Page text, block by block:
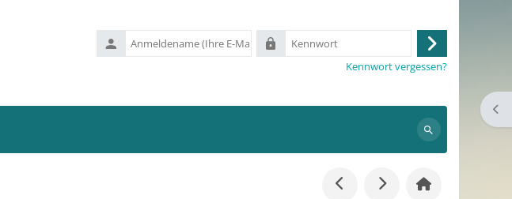
Anmeldename
(Ihre
Kennwort
Anmelden
Kennwort vergessen?
Suchen